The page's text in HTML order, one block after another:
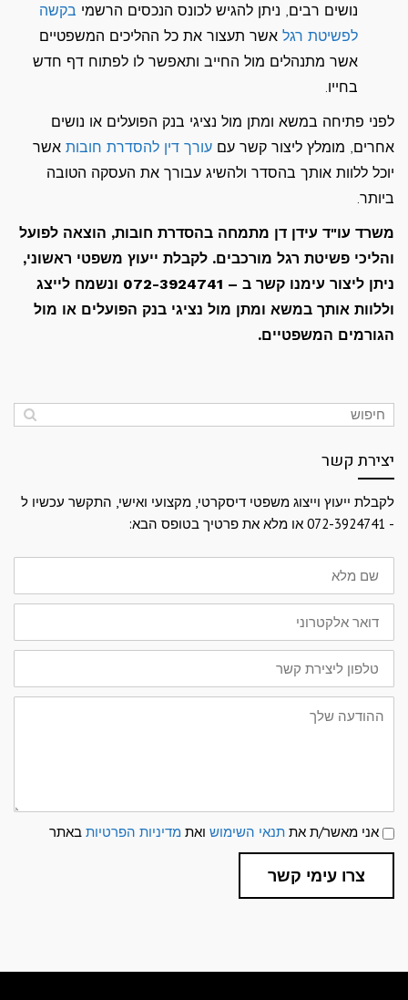
נושים רבים, ניתן להגיש לכונס הנכסים הרשמי בקשה
לפשיטת רגל אשר תעצור את כל ההליכים המשפטיים
אשר מתנהלים מול החייב ותאפשר לו לפתוח דף חדש
בחייו.
לפני פתיחה במשא ומתן מול נציגי בנק הפועלים או נושים
אחרים, מומלץ ליצור קשר עם עורך דין להסדרת חובות אשר
יוכל ללוות אותך בהסדר ולהשיג עבורך את העסקה הטובה
ביותר.
משרד עו"ד עידן דן מתמחה בהסדרת חובות, הוצאה לפועל
והליכי פשיטת רגל מורכבים. לקבלת ייעוץ משפטי ראשוני,
ניתן ליצור עימנו קשר ב – 072-3924741 ונשמח לייצג
וללוות אותך במשא ומתן מול נציגי בנק הפועלים או מול
הגורמים המשפטיים.
יצירת קשר
לקבלת ייעוץ וייצוג משפטי דיסקרטי, מקצועי ואישי, התקשר עכשיו ל
- 072-3924741 או מלא את פרטיך בטופס הבא:
שם
מלא
דואר
אלקטרוני
טלפון
ליצירת
קשר
ההודעה
שלך
תנאי
שימוש
ומדיניות
פרטיות
אני מאשר/ת את תנאי השימוש ואת מדיניות הפרטיות באתר
צרו עימי קשר